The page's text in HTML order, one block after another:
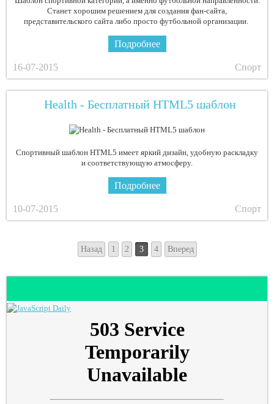
Станет хорошим решением для создания фан-сайта,
представительского сайта либо просто футбольной организации.
Подробнее
16-07-2015 Спорт
Health - Бесплатный HTML5 шаблон
Спортивный шаблон HTML5 имеет яркий дизайн, удобную раскладку
и соответствующую атмосферу.
Подробнее
10-07-2015 Спорт
Назад 1 2 3 4 Вперед